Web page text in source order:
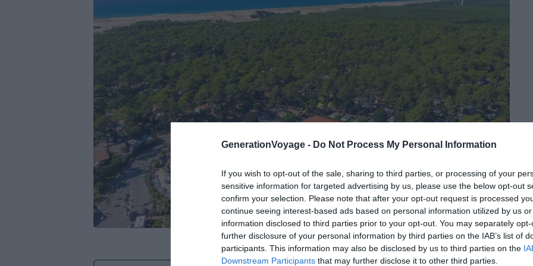
GenerationVoyage - Do Not Process My Personal Information
If you wish to opt-out of the sale, sharing to third parties, or processing of your
sensitive information for targeted advertising by us, please use the below opt-out
confirm your selection. Please note that after your opt-out request is processed
continue seeing interest-based ads based on personal information utilized by us
information disclosed to third parties prior to your opt-out. You may separately
further disclosure of your personal information by third parties on the IAB’s list of
participants. This information may also be disclosed by us to third parties on the
Downstream Participants that may further disclose it to other third parties.
Crédit photo :Campings.com